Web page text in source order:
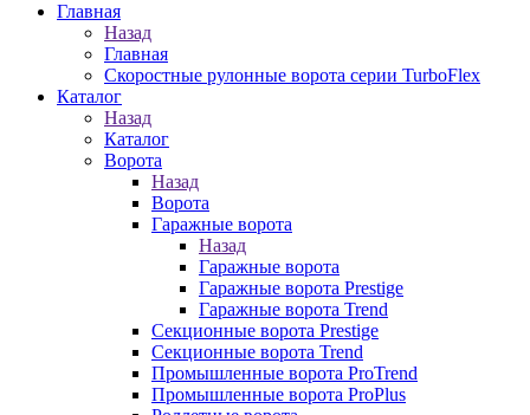
Главная
Назад
Главная
Скоростные рулонные ворота серии TurboFlex
Каталог
Назад
Каталог
Ворота
Назад
Ворота
Гаражные ворота
Назад
Гаражные ворота
Гаражные ворота Prestige
Гаражные ворота Trend
Секционные ворота Prestige
Секционные ворота Trend
Промышленные ворота ProTrend
Промышленные ворота ProPlus